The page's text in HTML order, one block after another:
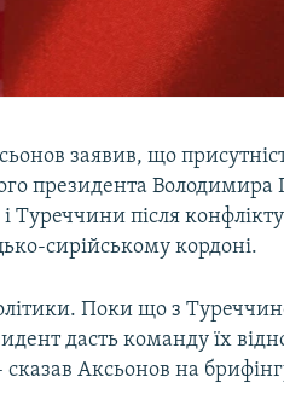
заявив, що
президента Володимира
і Туреччини після
сирійському кордоні.
Поки що з
дасть команду їх
Аксьонов на